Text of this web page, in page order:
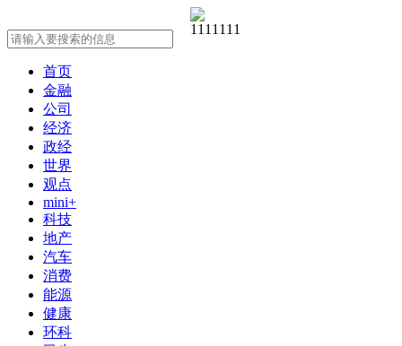
首页
金融
公司
经济
政经
世界
观点
mini+
科技
地产
汽车
消费
能源
健康
环科